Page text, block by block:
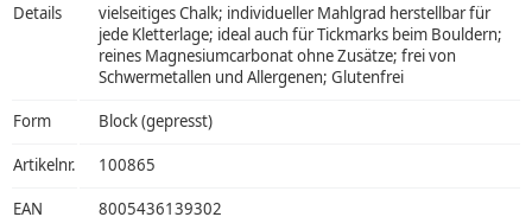
Details
vielseitiges Chalk; individueller Mahlgrad herstellbar für
jede Kletterlage; ideal auch für Tickmarks beim Bouldern;
reines Magnesiumcarbonat ohne Zusätze; frei von
Schwermetallen und Allergenen; Glutenfrei
Form Block (gepresst)
Artikelnr. 100865
EAN 8005436139302